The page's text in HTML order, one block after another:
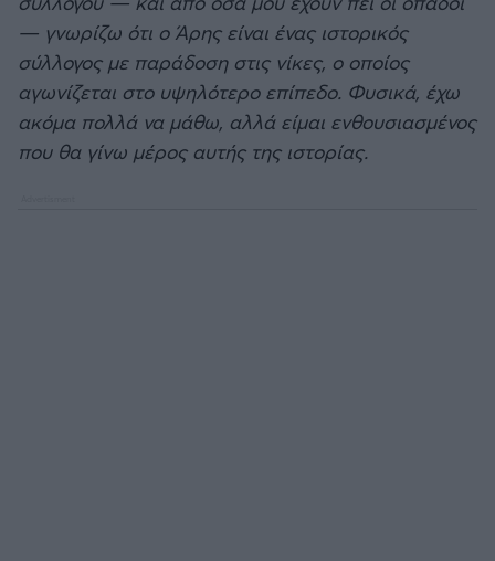
— γνωρίζω ότι ο Άρης είναι ένας ιστορικός
σύλλογος με παράδοση στις νίκες, ο οποίος
αγωνίζεται στο υψηλότερο επίπεδο. Φυσικά, έχω
ακόμα πολλά να μάθω, αλλά είμαι ενθουσιασμένος
που θα γίνω μέρος αυτής της ιστορίας.